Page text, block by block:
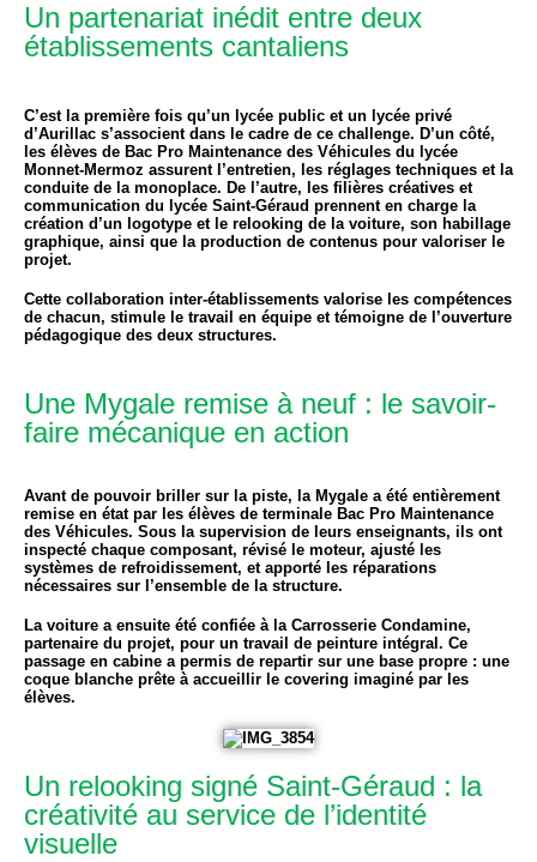
Un partenariat inédit entre deux
établissements cantaliens
C’est la première fois qu’un lycée public et un lycée privé
d’Aurillac s’associent dans le cadre de ce challenge. D’un côté,
les élèves de Bac Pro Maintenance des Véhicules du lycée
Monnet-Mermoz assurent l’entretien, les réglages techniques et la
conduite de la monoplace. De l’autre, les filières créatives et
communication du lycée Saint-Géraud prennent en charge la
création d’un logotype et le relooking de la voiture, son habillage
graphique, ainsi que la production de contenus pour valoriser le
projet.
Cette collaboration inter-établissements valorise les compétences
de chacun, stimule le travail en équipe et témoigne de l’ouverture
pédagogique des deux structures.
Une Mygale remise à neuf : le savoir-
faire mécanique en action
Avant de pouvoir briller sur la piste, la Mygale a été entièrement
remise en état par les élèves de terminale Bac Pro Maintenance
des Véhicules. Sous la supervision de leurs enseignants, ils ont
inspecté chaque composant, révisé le moteur, ajusté les
systèmes de refroidissement, et apporté les réparations
nécessaires sur l’ensemble de la structure.
La voiture a ensuite été confiée à la Carrosserie Condamine,
partenaire du projet, pour un travail de peinture intégral. Ce
passage en cabine a permis de repartir sur une base propre : une
coque blanche prête à accueillir le covering imaginé par les
élèves.
Un relooking signé Saint-Géraud : la
créativité au service de l’identité
visuelle